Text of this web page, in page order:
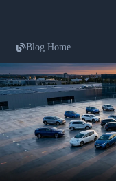
Blog Home